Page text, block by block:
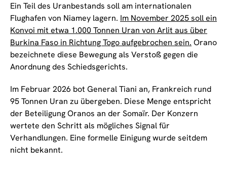
Ein Teil des Uranbestands soll am internationalen
Flughafen von Niamey lagern. Im November 2025 soll ein
Konvoi mit etwa 1.000 Tonnen Uran von Arlit aus über
Burkina Faso in Richtung Togo aufgebrochen sein. Orano
bezeichnete diese Bewegung als Verstoß gegen die
Anordnung des Schiedsgerichts.
Im Februar 2026 bot General Tiani an, Frankreich rund
95 Tonnen Uran zu übergeben. Diese Menge entspricht
der Beteiligung Oranos an der Somaïr. Der Konzern
wertete den Schritt als mögliches Signal für
Verhandlungen. Eine formelle Einigung wurde seitdem
nicht bekannt.